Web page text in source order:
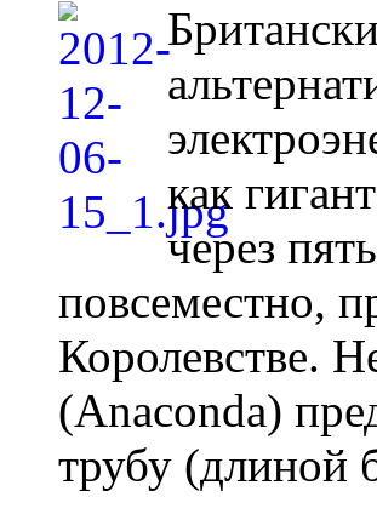
как
через
повсеместно,
Королевстве.
(Anaconda)
трубу (длиной